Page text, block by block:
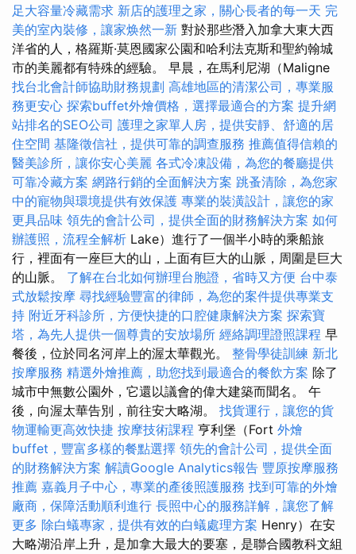
足大容量冷藏需求 新店的護理之家，關心長者的每一天 完
美的室內裝修，讓家焕然一新 對於那些潛入加拿大東大西
洋省的人，格羅斯·莫恩國家公園和哈利法克斯和聖約翰城
市的美麗都有特殊的經驗。 早晨，在馬利尼湖（Maligne
找台北會計師協助財務規劃 高雄地區的清潔公司，專業服
務更安心 探索buffet外燴價格，選擇最適合的方案 提升網
站排名的SEO公司 護理之家單人房，提供安靜、舒適的居
住空間 基隆徵信社，提供可靠的調查服務 推薦值得信賴的
醫美診所，讓你安心美麗 各式冷凍設備，為您的餐廳提供
可靠冷藏方案 網路行銷的全面解決方案 跳蚤清除，為您家
中的寵物與環境提供有效保護 專業的裝潢設計，讓您的家
更具品味 領先的會計公司，提供全面的財務解決方案 如何
辦護照，流程全解析 Lake）進行了一個半小時的乘船旅
行，裡面有一座巨大的山，上面有巨大的山脈，周圍是巨大
的山脈。 了解在台北如何辦理台胞證，省時又方便 台中泰
式放鬆按摩 尋找經驗豐富的律師，為您的案件提供專業支
持 附近牙科診所，方便快捷的口腔健康解決方案 探索寶
塔，為先人提供一個尊貴的安放場所 經絡調理證照課程 早
餐後，位於同名河岸上的渥太華觀光。 整骨學徒訓練 新北
按摩服務 精選外燴推薦，助您找到最適合的餐飲方案 除了
城市中無數公園外，它還以議會的偉大建築而聞名。 午
後，向渥太華告別，前往安大略湖。 找貨運行，讓您的貨
物運輸更高效快捷 按摩技術課程 亨利堡（Fort 外燴
buffet，豐富多樣的餐點選擇 領先的會計公司，提供全面
的財務解決方案 解讀Google Analytics報告 豐原按摩服務
推薦 嘉義月子中心，專業的產後照護服務 找到可靠的外燴
廠商，保障活動順利進行 長照中心的服務詳解，讓您了解
更多 除白蟻專家，提供有效的白蟻處理方案 Henry）在安
大略湖沿岸上升，是加拿大最大的要塞，是聯合國教科文組